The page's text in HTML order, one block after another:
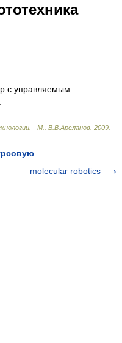
с управляемым
- М. В.В.Арсланов 2009
molecular robotics